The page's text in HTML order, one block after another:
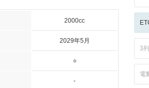
2000cc
2029年5月
○
-
3
電